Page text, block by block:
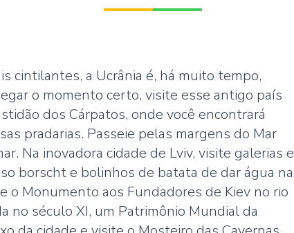
cintilantes, a Ucrânia é, há muito tempo,
o momento certo, visite esse antigo país
dos Cárpatos, onde você encontrará
pradarias. Passeie pelas margens do Mar
Na inovadora cidade de Lviv, visite galerias e
borscht e bolinhos de batata de dar água na
o Monumento aos Fundadores de Kiev no rio
no século XI, um Patrimônio Mundial da